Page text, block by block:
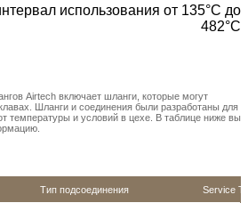
использования от 135°С до
482°С
Airtech включает шланги, которые могут
Шланги и соединения были разработаны для
температуры и условий в цехе. В таблице ниже вы
Тип подсоединения Service